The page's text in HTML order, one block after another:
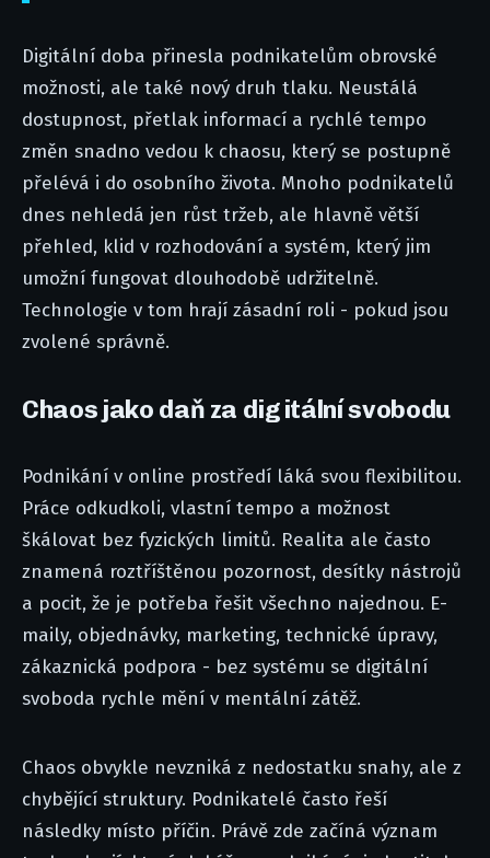
Digitální doba přinesla podnikatelům obrovské
možnosti, ale také nový druh tlaku. Neustálá
dostupnost, přetlak informací a rychlé tempo
změn snadno vedou k chaosu, který se postupně
přelévá i do osobního života. Mnoho podnikatelů
dnes nehledá jen růst tržeb, ale hlavně větší
přehled, klid v rozhodování a systém, který jim
umožní fungovat dlouhodobě udržitelně.
Technologie v tom hrají zásadní roli - pokud jsou
zvolené správně.
Chaos jako daň za digitální svobodu
Podnikání v online prostředí láká svou flexibilitou.
Práce odkudkoli, vlastní tempo a možnost
škálovat bez fyzických limitů. Realita ale často
znamená roztříštěnou pozornost, desítky nástrojů
a pocit, že je potřeba řešit všechno najednou. E-
maily, objednávky, marketing, technické úpravy,
zákaznická podpora - bez systému se digitální
svoboda rychle mění v mentální zátěž.
Chaos obvykle nevzniká z nedostatku snahy, ale z
chybějící struktury. Podnikatelé často řeší
následky místo příčin. Právě zde začíná význam